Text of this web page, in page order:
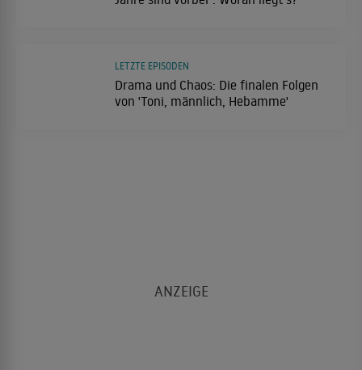
Drama und Chaos: Die finalen Folgen
von 'Toni, männlich, Hebamme'
LETZTE EPISODEN